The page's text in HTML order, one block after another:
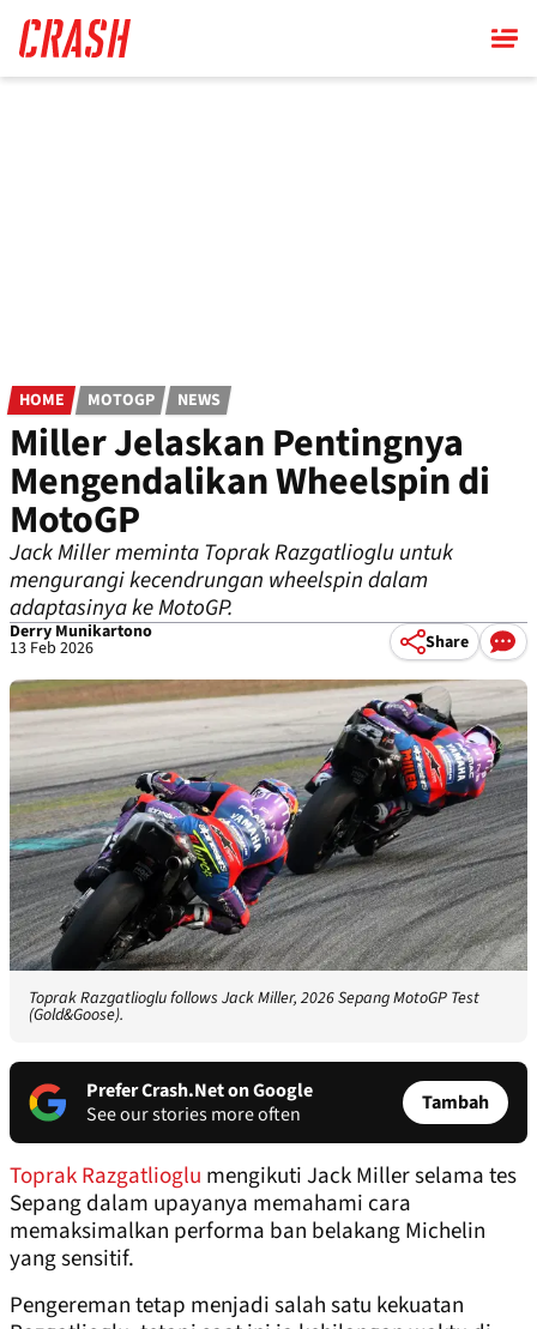
main
content
HOME MOTOGP NEWS
Miller Jelaskan Pentingnya
Mengendalikan Wheelspin di
MotoGP
Jack Miller meminta Toprak Razgatlioglu untuk
mengurangi kecendrungan wheelspin dalam
adaptasinya ke MotoGP.
Derry Munikartono
13 Feb 2026 Share
Toprak Razgatlioglu follows Jack Miller, 2026 Sepang MotoGP Test
(Gold&Goose).
Prefer Crash.Net on Google
See our stories more often
Tambah
Toprak Razgatlioglu mengikuti Jack Miller selama tes
Sepang dalam upayanya memahami cara
memaksimalkan performa ban belakang Michelin
yang sensitif.
Pengereman tetap menjadi salah satu kekuatan